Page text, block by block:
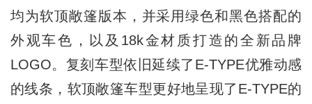
均为软顶敞篷版本，并采用绿色和黑色搭配的
外观车色，以及18k金材质打造的全新品牌
LOGO。复刻车型依旧延续了E-TYPE优雅动感
的线条，软顶敞篷车型更好地呈现了E-TYPE的